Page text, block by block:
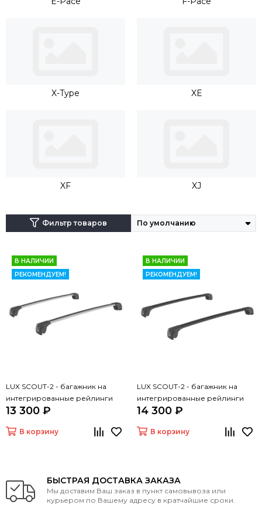
X-Type XE
XF XJ
Фильтр товаров
В НАЛИЧИИ
РЕКОМЕНДУЕМ!
LUX SCOUT-2 - багажник на
интегрированные рейлинги
(дуги крыловидные серые 110
13 300 ₽
В корзину
В НАЛИЧИИ
РЕКОМЕНДУЕМ!
LUX SCOUT-2 - багажник на
интегрированные рейлинги
(дуги крыловидные черные 110
14 300 ₽
В корзину
БЫСТРАЯ ДОСТАВКА ЗАКАЗА
Мы доставим Ваш заказ в пункт самовывоза или
курьером по Вашему адресу в кратчайшие сроки.